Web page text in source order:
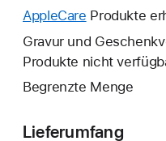
neues
wird
AppleCare Ein
neues
Fenster
geöffnet.
Produkte
Gravur und
Produkte nicht
Begrenzte Menge
Lieferumfang